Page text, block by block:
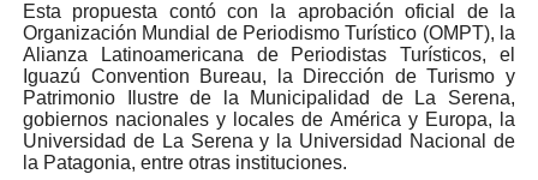
Esta propuesta contó con la aprobación oficial de la
Organización Mundial de Periodismo Turístico (OMPT), la
Alianza Latinoamericana de Periodistas Turísticos, el
Iguazú Convention Bureau, la Dirección de Turismo y
Patrimonio Ilustre de la Municipalidad de La Serena,
gobiernos nacionales y locales de América y Europa, la
Universidad de La Serena y la Universidad Nacional de
la Patagonia, entre otras instituciones.